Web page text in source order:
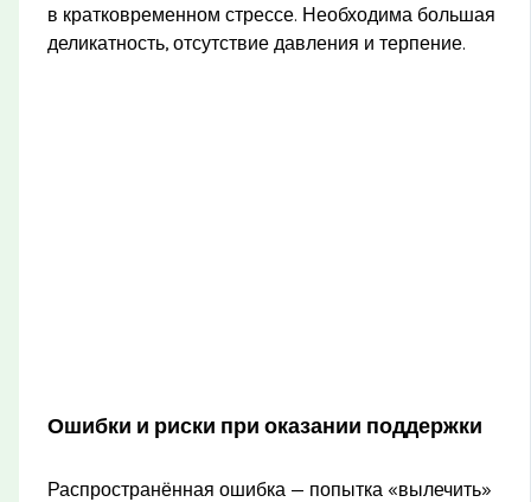
в кратковременном стрессе. Необходима большая
деликатность, отсутствие давления и терпение.
Ошибки и риски при оказании поддержки
Распространённая ошибка — попытка «вылечить»